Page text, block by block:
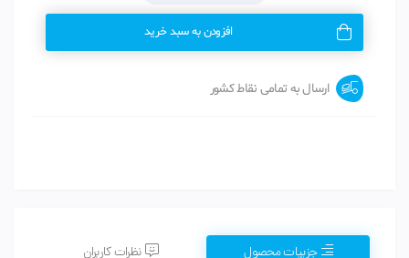
افزودن به سبد خرید
ارسال به تمامی نقاط کشور
جزییات محصول نظرات کاربران